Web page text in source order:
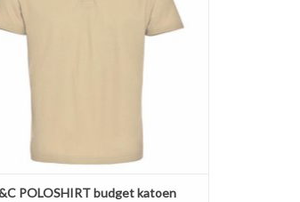
ringgesponnen katoen (180 gr. p/m)
Ton-sur-ton knoopsluiting.
POLOSHIRT budget katoen